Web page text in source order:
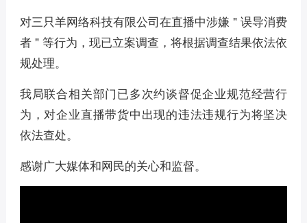
对三只羊网络科技有限公司在直播中涉嫌 " 误导消费
者 " 等行为，现已立案调查，将根据调查结果依法依
规处理。
我局联合相关部门已多次约谈督促企业规范经营行
为，对企业直播带货中出现的违法违规行为将坚决
依法查处。
感谢广大媒体和网民的关心和监督。